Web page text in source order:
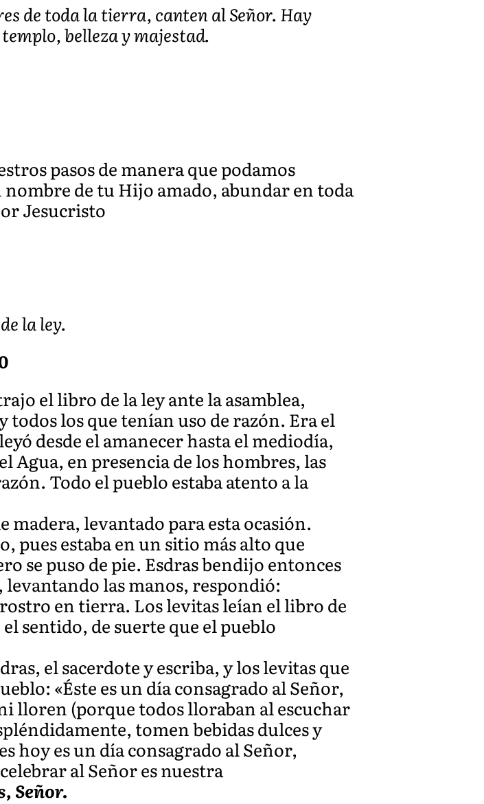
de toda la tierra, canten al Señor. Hay
belleza y majestad.
pasos de manera que podamos
de tu Hijo amado, abundar en toda
Jesucristo
la ley.
el libro de la ley ante la asamblea,
los que tenían uso de razón. Era el
desde el amanecer hasta el mediodía,
Agua, en presencia de los hombres, las
Todo el pueblo estaba atento a la
madera, levantado para esta ocasión.
pues estaba en un sitio más alto que
se puso de pie. Esdras bendijo entonces
las manos, respondió:
en tierra. Los levitas leían el libro de
sentido, de suerte que el pueblo
el sacerdote y escriba, y los levitas que
«Éste es un día consagrado al Señor,
lloren (porque todos lloraban al escuchar
tomen bebidas dulces y
hoy es un día consagrado al Señor,
al Señor es nuestra
Señor.